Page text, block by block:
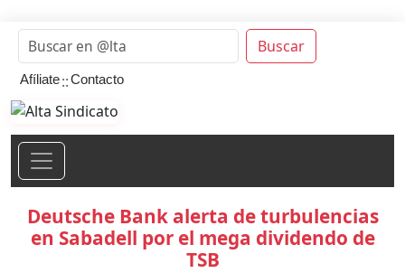
Buscar
Afíliate::Contacto
Deutsche Bank alerta de turbulencias
en Sabadell por el mega dividendo de
TSB